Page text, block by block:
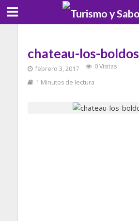
chateau-los-boldos
febrero 3, 2017
0 Visitas
1 Minutos de lectura